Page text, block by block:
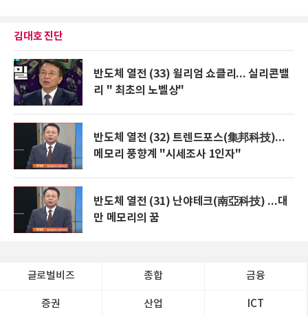
김대호 진단
반도체 열전 (33) 윌리엄 쇼클리... 실리콘밸
리 " 최초의 노벨상"
반도체 열전 (32) 트렌드포스(集邦科技)...
메모리 풍향계 "시세조사 1인자"
반도체 열전 (31) 난야테크(南亞科技) ...대
만 메모리의 꿈
글로벌비즈 종합 금융
증권 산업 ICT